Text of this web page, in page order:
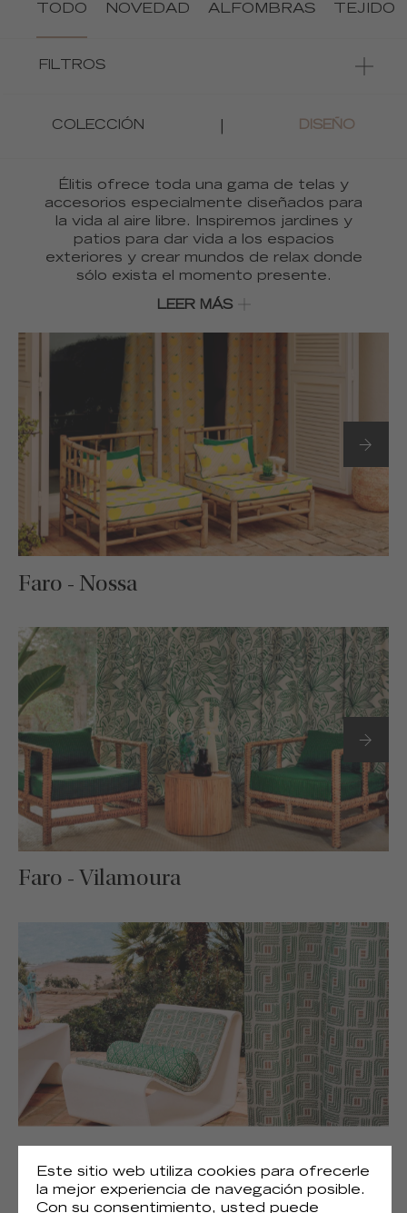
TODO NOVEDAD ALFOMBRAS TEJIDO
FILTROS
COLECCIÓN DISEÑO
Élitis ofrece toda una gama de telas y
accesorios especialmente diseñados para
la vida al aire libre. Inspiremos jardines y
patios para dar vida a los espacios
exteriores y crear mundos de relax donde
sólo exista el momento presente.
LEER MÁS
Faro - Nossa
Faro - Vilamoura
Faro - Oura
Este sitio web utiliza cookies para ofrecerle
la mejor experiencia de navegación posible.
Con su consentimiento, usted puede